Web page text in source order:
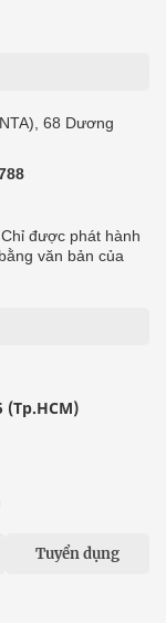
68 Dương
được phát hành
văn bản của
(Tp.HCM)
Tuyển dụng